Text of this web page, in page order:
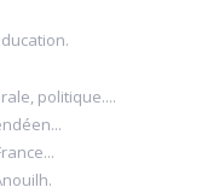
politique....